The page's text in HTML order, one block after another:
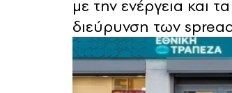
με την ενέργεια και
διεύρυνση των